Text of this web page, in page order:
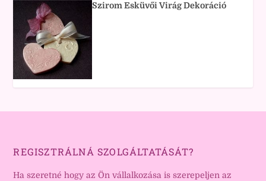
Szirom Esküvői Virág Dekoráció
REGISZTRÁLNÁ SZOLGÁLTATÁSÁT?
Ha szeretné hogy az Ön vállalkozása is szerepeljen az